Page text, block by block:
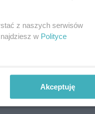
z naszych serwisów
w Polityce
Akceptuję